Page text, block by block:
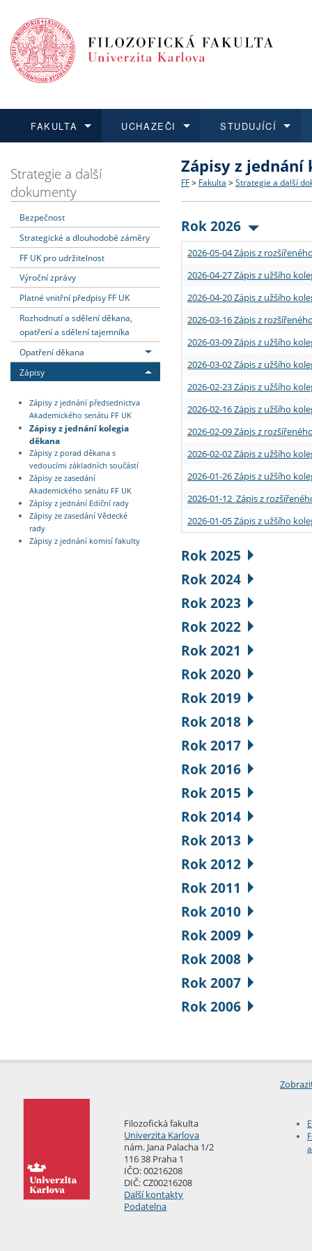
FAKULTA
Dozvědět se více
Struktura a historie
Strategie a další
Podpora a benefity pro
Absolventi fakulty
UCHAZEČI
Podat přihlášku
Co studovat a jak se
Učitelské studijní
Informace k průběhu
STUDUJÍCÍ
Dozvědět se více
Bakalářské a magisterské
Doktorské studium
Rigorózní řízení
Dozvědět se více
O vědě a výzkumu na FF
Akademické kvalifikace
Granty a projekty
Dozvědět se více
Aktuální nabídky a
Vyjíždějící studenti
Přijíždějící studenti
Vyjíždějící zaměstnanci
Strategie a další
dokumenty
Bezpečnost
Strategické a dlouhodobé záměry
FF UK pro udržitelnost
Výroční zprávy
Platné vnitřní předpisy FF UK
Rozhodnutí a sdělení děkana,
opatření a sdělení tajemníka
Opatření děkana
Zápisy
Zápisy z jednání předsednictva
Akademického senátu FF UK
Zápisy z jednání kolegia
děkana
Zápisy z porad děkana s
vedoucími základních součástí
Zápisy ze zasedání
Akademického senátu FF UK
Zápisy z jednání Ediční rady
Zápisy ze zasedání Vědecké
rady
Zápisy z jednání komisí fakulty
Zápisy z jednání
FF > Fakulta > Strategie a další
Rok 2026
2026-05-04 Zápis z
2026-04-27 Zápis z užšího
2026-04-20 Zápis z užšího
2026-03-16 Zápis z
2026-03-09 Zápis z užšího
2026-03-02 Zápis z užšího
2026-02-23 Zápis z užšího
2026-02-16 Zápis z užšího
2026-02-09 Zápis z
2026-02-02 Zápis z užšího
2026-01-26 Zápis z užšího
2026-01-12 Zápis z
2026-01-05 Zápis z užšího
Rok 2025
Rok 2024
Rok 2023
Rok 2022
Rok 2021
Rok 2020
Rok 2019
Rok 2018
Rok 2017
Rok 2016
Rok 2015
Rok 2014
Rok 2013
Rok 2012
Rok 2011
Rok 2010
Rok 2009
Rok 2008
Rok 2007
Rok 2006
Filozofická fakulta
Univerzita Karlova
nám. Jana Palacha 1/2
116 38 Praha 1
IČO: 00216208
DIČ: CZ00216208
Další kontakty
Podatelna